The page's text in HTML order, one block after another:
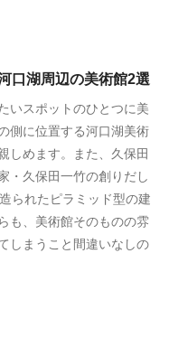
口湖周辺の美術館2選
いスポットのひとつに美
側に位置する河口湖美術
しめます。また、久保田
・久保田一竹の創りだし
られたピラミッド型の建
も、美術館そのものの雰
しまうこと間違いなしの